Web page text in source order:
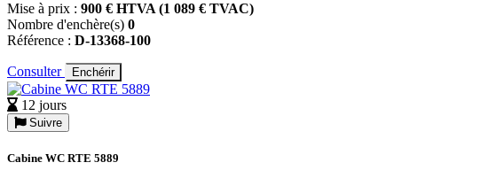
Mise à prix : 900 € HTVA (1 089 € TVAC)
Nombre d'enchère(s) 0
Référence : D-13368-100
Consulter Enchérir
12 jours
Suivre
Cabine WC RTE 5889